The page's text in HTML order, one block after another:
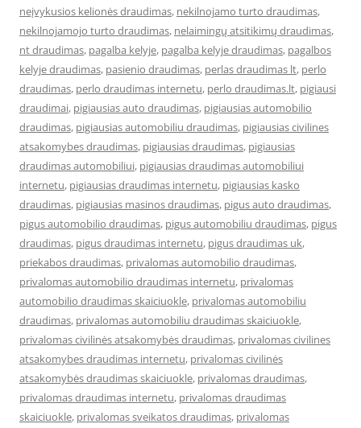
neįvykusios kelionės draudimas, nekilnojamo turto draudimas,
nekilnojamojo turto draudimas, nelaimingų atsitikimų draudimas,
nt draudimas, pagalba kelyje, pagalba kelyje draudimas, pagalbos
kelyje draudimas, pasienio draudimas, perlas draudimas lt, perlo
draudimas, perlo draudimas internetu, perlo draudimas.lt, pigiausi
draudimai, pigiausias auto draudimas, pigiausias automobilio
draudimas, pigiausias automobiliu draudimas, pigiausias civilines
atsakomybes draudimas, pigiausias draudimas, pigiausias
draudimas automobiliui, pigiausias draudimas automobiliui
internetu, pigiausias draudimas internetu, pigiausias kasko
draudimas, pigiausias masinos draudimas, pigus auto draudimas,
pigus automobilio draudimas, pigus automobiliu draudimas, pigus
draudimas, pigus draudimas internetu, pigus draudimas uk,
priekabos draudimas, privalomas automobilio draudimas,
privalomas automobilio draudimas internetu, privalomas
automobilio draudimas skaiciuokle, privalomas automobiliu
draudimas, privalomas automobiliu draudimas skaiciuokle,
privalomas civilinės atsakomybės draudimas, privalomas civilines
atsakomybes draudimas internetu, privalomas civilinės
atsakomybės draudimas skaiciuokle, privalomas draudimas,
privalomas draudimas internetu, privalomas draudimas
skaiciuokle, privalomas sveikatos draudimas, privalomas